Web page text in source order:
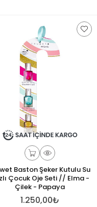
Baston Şeker Kutulu Su
Çocuk Oje Seti // Elma -
Çilek - Papaya
1.250,00₺